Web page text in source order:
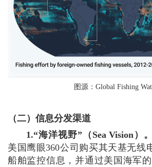
图源：Global Fishing
（二）信息分发渠道
1.“海洋视野”（Sea Vision）
美国鹰眼360公司购买其天基无线
船舶监控信息，并通过美国海军的